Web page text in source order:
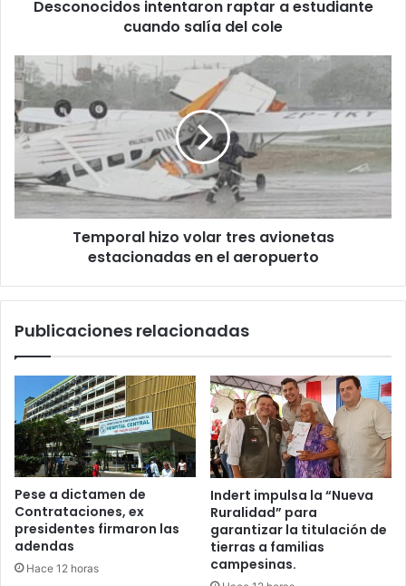
Desconocidos intentaron raptar a estudiante
cuando salía del cole
Temporal hizo volar tres avionetas
estacionadas en el aeropuerto
Publicaciones relacionadas
Pese a dictamen de
Contrataciones, ex
presidentes firmaron las
adendas
Hace 12 horas
Indert impulsa la “Nueva
Ruralidad” para
garantizar la titulación de
tierras a familias
campesinas.